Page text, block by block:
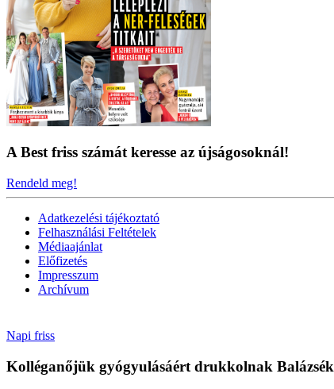
A Best friss számát keresse az újságosoknál!
Rendeld meg!
Adatkezelési tájékoztató
Felhasználási Feltételek
Médiaajánlat
Előfizetés
Impresszum
Archívum
Napi friss
Kolléganőjük gyógyulásáért drukkolnak Balázsék